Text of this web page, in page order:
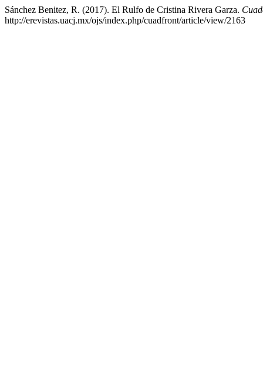
Sánchez Benitez, R. (2017). El Rulfo de Cristina Rivera Garza.
http://erevistas.uacj.mx/ojs/index.php/cuadfront/article/view/2163